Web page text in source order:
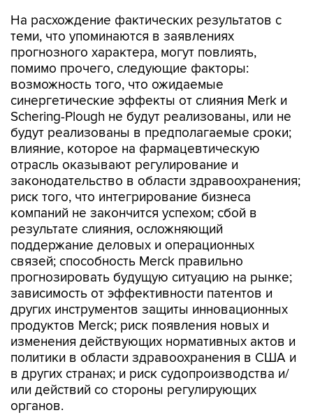
На расхождение фактических результатов с
теми, что упоминаются в заявлениях
прогнозного характера, могут повлиять,
помимо прочего, следующие факторы:
возможность того, что ожидаемые
синергетические эффекты от слияния Merk и
Schering-Plough не будут реализованы, или не
будут реализованы в предполагаемые сроки;
влияние, которое на фармацевтическую
отрасль оказывают регулирование и
законодательство в области здравоохранения;
риск того, что интегрирование бизнеса
компаний не закончится успехом; сбой в
результате слияния, осложняющий
поддержание деловых и операционных
связей; способность Merck правильно
прогнозировать будущую ситуацию на рынке;
зависимость от эффективности патентов и
других инструментов защиты инновационных
продуктов Merck; риск появления новых и
изменения действующих нормативных актов и
политики в области здравоохранения в США и
в других странах; и риск судопроизводства и/
или действий со стороны регулирующих
органов.